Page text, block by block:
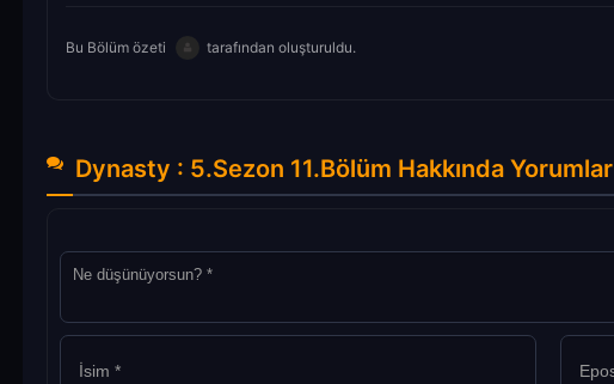
Bu Bölüm özeti tarafından oluşturuldu.
Dynasty : 5.Sezon 11.Bölüm Hakkında Yorumlar